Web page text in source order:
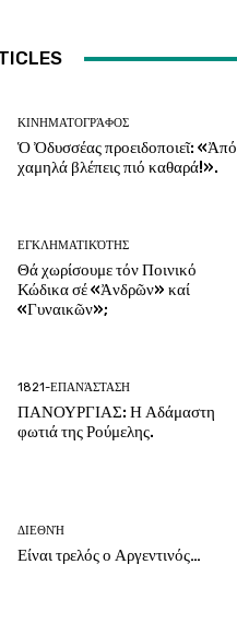
ΚΙΝΗΜΑΤΟΓΡΆΦΟΣ
Ὁ Ὀδυσσέας προειδοποιεῖ: «Ἀπό
χαμηλά βλέπεις πιό καθαρά!».
ΕΓΚΛΗΜΑΤΙΚΌΤΗΣ
Θά χωρίσουμε τόν Ποινικό
Κώδικα σέ «Ἀνδρῶν» καί
«Γυναικῶν»;
1821-ΕΠΑΝΆΣΤΑΣΗ
ΠΑΝΟΥΡΓΙΑΣ: Η Αδάμαστη
φωτιά της Ρούμελης.
ΔΙΕΘΝΉ
Είναι τρελός ο Αργεντινός…